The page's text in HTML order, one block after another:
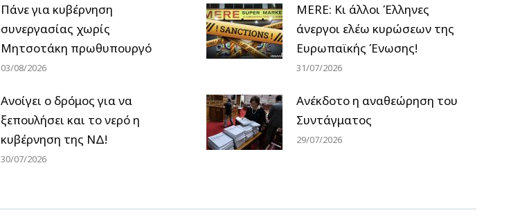
Πάνε για κυβέρνηση
συνεργασίας χωρίς
Μητσοτάκη πρωθυπουργό
03/08/2026
MERE: Κι άλλοι Έλληνες
άνεργοι ελέω κυρώσεων της
Ευρωπαϊκής Ένωσης!
31/07/2026
Ανοίγει ο δρόμος για να
ξεπουλήσει και το νερό η
κυβέρνηση της ΝΔ!
30/07/2026
Ανέκδοτο η αναθεώρηση του
Συντάγματος
29/07/2026